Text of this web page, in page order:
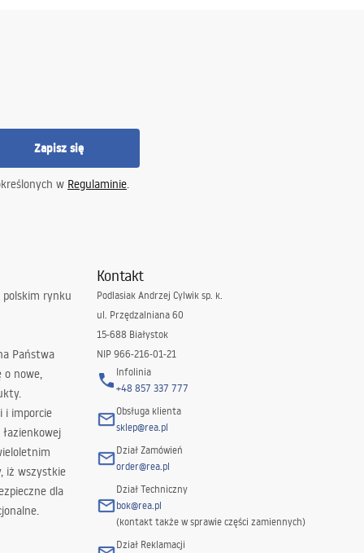
Zapisz się
w Regulaminie.
polskim rynku
Państwa
o nowe,
i imporcie
iż wszystkie
dla
Kontakt
Podlasiak Andrzej Cylwik sp. k.
ul. Przędzalniana 60
15-688 Białystok
NIP 966-216-01-21
Infolinia
+48 857 337 777
Obsługa klienta
sklep@rea.pl
Dział Zamówień
order@rea.pl
Dział Techniczny
bok@rea.pl
(kontakt także w sprawie części zamiennych)
Dział Reklamacji